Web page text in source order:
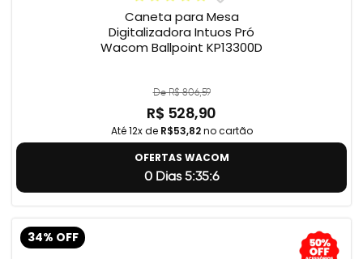
Caneta para Mesa
Digitalizadora Intuos Pró
Wacom Ballpoint KP13300D
De R$ 806,59
R$ 528,90
Até 12x de R$53,82no cartão
OFERTAS WACOM
0 Dias 5:35:5
34% OFF